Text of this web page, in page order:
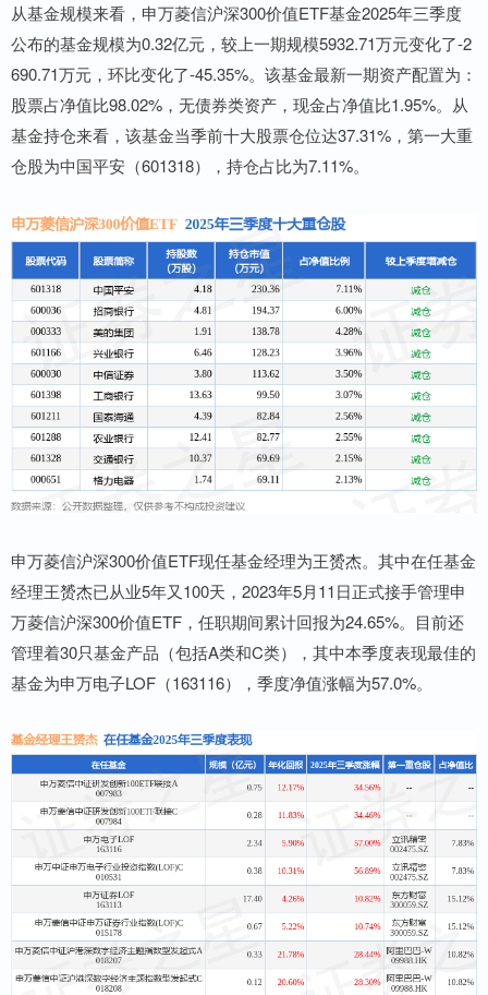
从基金规模来看，申万菱信沪深300价值ETF基金2025年三季度
公布的基金规模为0.32亿元，较上一期规模5932.71万元变化了-2
690.71万元，环比变化了-45.35%。该基金最新一期资产配置为：
股票占净值比98.02%，无债券类资产，现金占净值比1.95%。从
基金持仓来看，该基金当季前十大股票仓位达37.31%，第一大重
仓股为中国平安（601318），持仓占比为7.11%。
申万菱信沪深300价值ETF现任基金经理为王赟杰。其中在任基金
经理王赟杰已从业5年又100天，2023年5月11日正式接手管理申
万菱信沪深300价值ETF，任职期间累计回报为24.65%。目前还
管理着30只基金产品（包括A类和C类），其中本季度表现最佳的
基金为申万电子LOF（163116），季度净值涨幅为57.0%。